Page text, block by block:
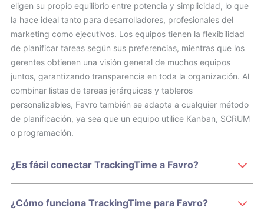
eligen su propio equilibrio entre potencia y simplicidad, lo que
la hace ideal tanto para desarrolladores, profesionales del
marketing como ejecutivos. Los equipos tienen la flexibilidad
de planificar tareas según sus preferencias, mientras que los
gerentes obtienen una visión general de muchos equipos
juntos, garantizando transparencia en toda la organización. Al
combinar listas de tareas jerárquicas y tableros
personalizables, Favro también se adapta a cualquier método
de planificación, ya sea que un equipo utilice Kanban, SCRUM
o programación.
¿Es fácil conectar TrackingTime a Favro?
¿Cómo funciona TrackingTime para Favro?